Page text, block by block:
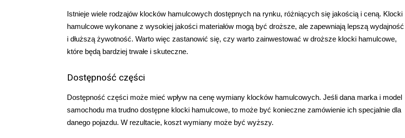
Istnieje wiele rodzajów klocków hamulcowych dostępnych na rynku, różniących się jakością i ceną. Klocki
hamulcowe wykonane z wysokiej jakości materiałów mogą być droższe, ale zapewniają lepszą wydajność
i dłuższą żywotność. Warto więc zastanowić się, czy warto zainwestować w droższe klocki hamulcowe,
które będą bardziej trwałe i skuteczne.
Dostępność części
Dostępność części może mieć wpływ na cenę wymiany klocków hamulcowych. Jeśli dana marka i model
samochodu ma trudno dostępne klocki hamulcowe, to może być konieczne zamówienie ich specjalnie dla
danego pojazdu. W rezultacie, koszt wymiany może być wyższy.